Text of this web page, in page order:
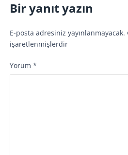
Bir yanıt yazın
E-posta adresiniz yayınlanmayacak.
işaretlenmişlerdir
Yorum *